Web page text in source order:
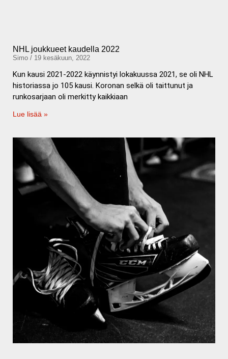
NHL joukkueet kaudella 2022
Simo 19 kesäkuun, 2022
Kun kausi 2021-2022 käynnistyi lokakuussa 2021, se oli NHL
historiassa jo 105 kausi. Koronan selkä oli taittunut ja
runkosarjaan oli merkitty kaikkiaan
Lue lisää »